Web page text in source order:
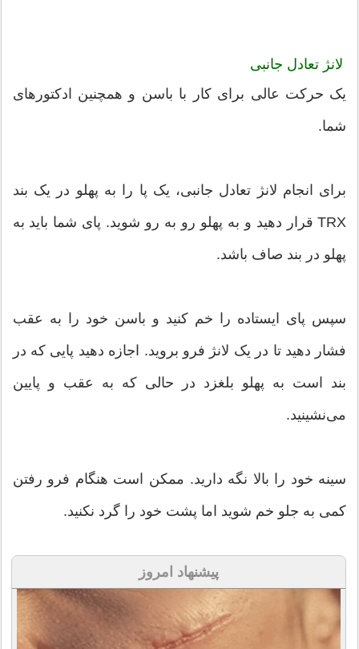
لانژ تعادل جانبی
یک حرکت عالی برای کار با باسن و همچنین ادکتورهای
شما.
برای انجام لانژ تعادل جانبی، یک پا را به پهلو در یک بند
TRX قرار دهید و به پهلو رو به رو شوید. پای شما باید به
پهلو در بند صاف باشد.
سپس پای ایستاده را خم کنید و باسن خود را به عقب
فشار دهید تا در یک لانژ فرو بروید. اجازه دهید پایی که در
بند است به پهلو بلغزد در حالی که به عقب و پایین
می‌نشینید.
سینه خود را بالا نگه دارید. ممکن است هنگام فرو رفتن
کمی به جلو خم شوید اما پشت خود را گرد نکنید.
پیشنهاد امروز